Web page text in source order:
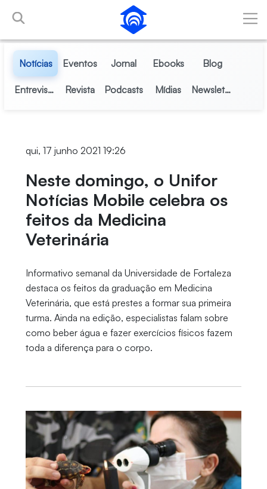
Pular para o Conteúdo principal
Notícias Eventos Jornal Ebooks Blog
Entrevistas Revista Podcasts Mídias Newsletter
qui, 17 junho 2021 19:26
Neste domingo, o Unifor
Notícias Mobile celebra os
feitos da Medicina
Veterinária
Informativo semanal da Universidade de Fortaleza
destaca os feitos da graduação em Medicina
Veterinária, que está prestes a formar sua primeira
turma. Ainda na edição, especialistas falam sobre
como beber água e fazer exercícios físicos fazem
toda a diferença para o corpo.